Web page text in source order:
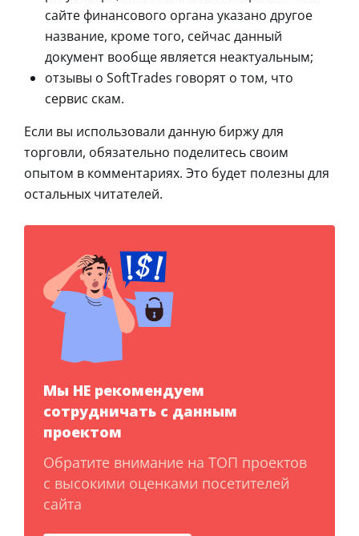
сайте финансового органа указано другое
название, кроме того, сейчас данный
документ вообще является неактуальным;
отзывы о SoftTrades говорят о том, что
сервис скам.
Если вы использовали данную биржу для
торговли, обязательно поделитесь своим
опытом в комментариях. Это будет полезны для
остальных читателей.
Мы НЕ рекомендуем
сотрудничать с данным
проектом
Обратите внимание на ТОП проектов
с высокими оценками посетителей
сайта